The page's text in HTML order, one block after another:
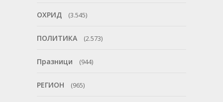
ОХРИД (3.545)
ПОЛИТИКА (2.573)
Празници (944)
РЕГИОН (965)